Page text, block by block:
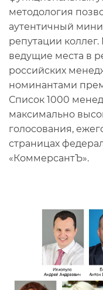
методология
аутентичный
репутации
ведущие места в
российских
номинантами
Список 1000
максимально
голосования,
страницах
«КоммерсантЪ».